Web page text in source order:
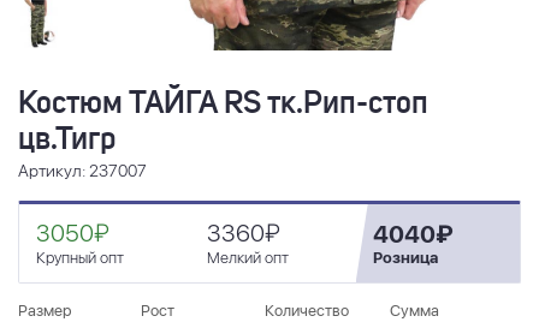
Костюм ТАЙГА RS тк.Рип-стоп
цв.Тигр
Артикул: 237007
3050₽
Крупный опт
3360₽
Мелкий опт
4040₽
Розница
Размер Рост Количество Сумма